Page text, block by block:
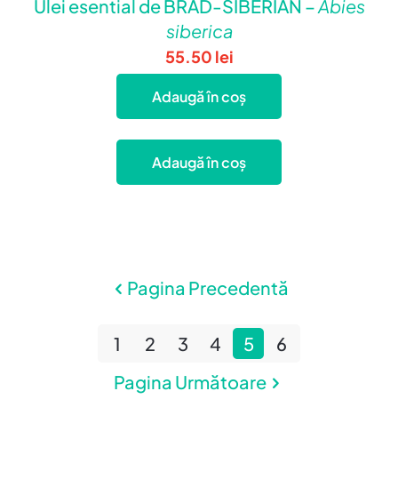
Ulei esential de BRAD-SIBERIAN –Abies
siberica
55.50 lei
Adaugă în coș
Adaugă în coș
Pagina Precedentă
1 2 3 4 5
6
Pagina Următoare